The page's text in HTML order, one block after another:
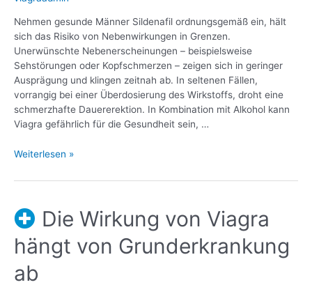
Nehmen gesunde Männer Sildenafil ordnungsgemäß ein, hält
sich das Risiko von Nebenwirkungen in Grenzen.
Unerwünschte Nebenerscheinungen – beispielsweise
Sehstörungen oder Kopfschmerzen – zeigen sich in geringer
Ausprägung und klingen zeitnah ab. In seltenen Fällen,
vorrangig bei einer Überdosierung des Wirkstoffs, droht eine
schmerzhafte Dauererektion. In Kombination mit Alkohol kann
Viagra gefährlich für die Gesundheit sein, …
Weiterlesen »
Die Wirkung von Viagra
hängt von Grunderkrankung
ab